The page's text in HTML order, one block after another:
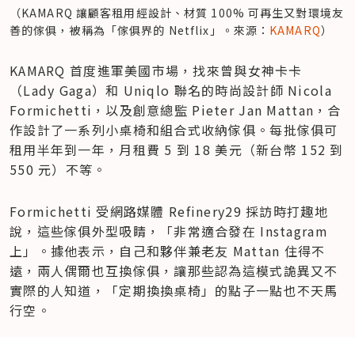
（KAMARQ 讓顧客租用經設計、材質 100% 可再生又對環境友
善的傢俱，被稱為「傢俱界的 Netflix」。來源： KAMARQ）
KAMARQ 首度進軍美國市場，找來曾與女神卡卡
（Lady Gaga）和 Uniqlo 聯名的時尚設計師 Nicola
Formichetti，以及創意總監 Pieter Jan Mattan，合
作設計了一系列小桌椅和組合式收納傢俱。每批傢俱可
租用半年到一年，月租費 5 到 18 美元（新台幣 152 到
550 元）不等。
Formichetti 受網路媒體 Refinery29 採訪時打趣地
說，這些傢俱外型吸睛，「非常適合發在 Instagram
上」。據他表示，自己和夥伴兼老友 Mattan 住得不
遠，兩人偶爾也互換傢俱，讓那些認為這模式詭異又不
實際的人知道，「定期換換桌椅」的點子一點也不天馬
行空。